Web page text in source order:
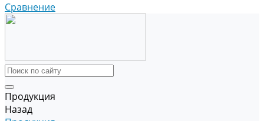
Сравнение
Продукция
Назад